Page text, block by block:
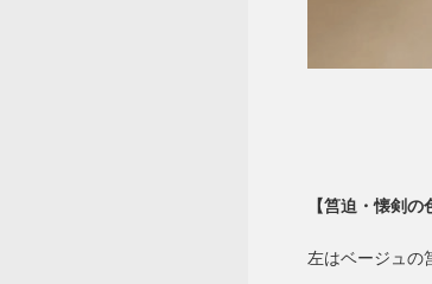
【筥迫・懐剣の
左はベージュの